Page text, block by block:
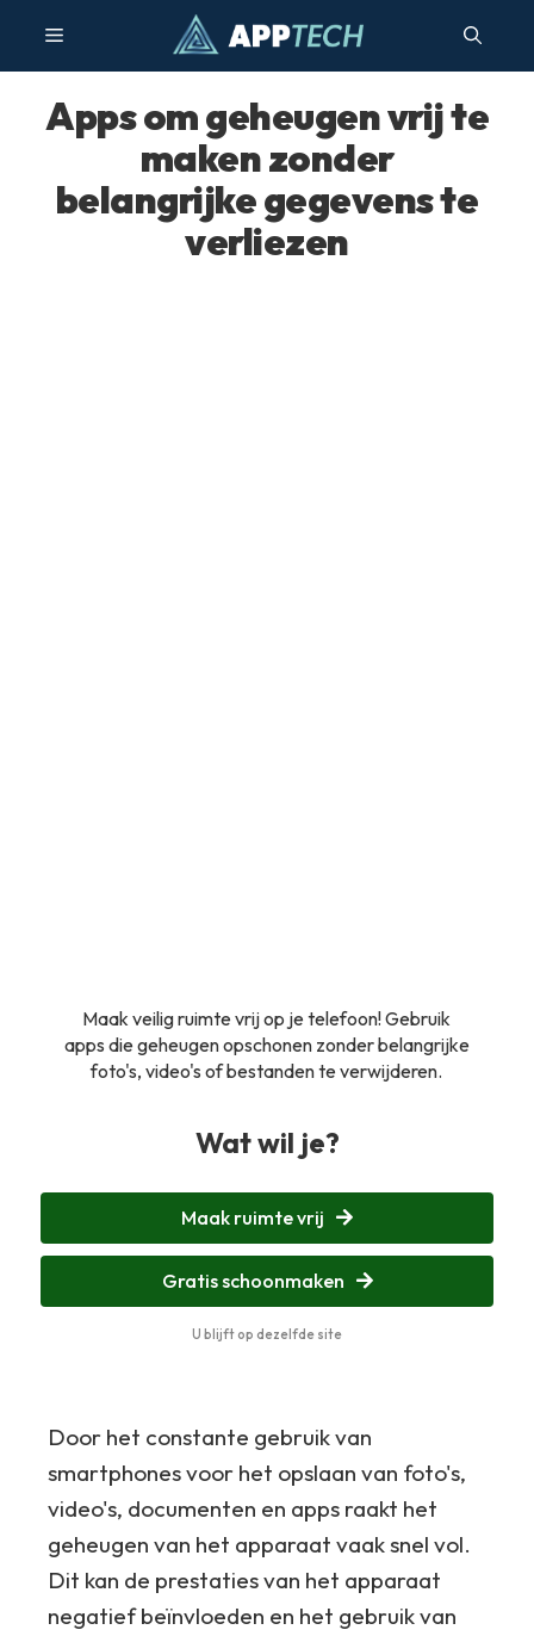
de
inhoud
Menu
Apps om geheugen vrij te
maken zonder
belangrijke gegevens te
verliezen
Maak veilig ruimte vrij op je telefoon! Gebruik
apps die geheugen opschonen zonder belangrijke
foto's, video's of bestanden te verwijderen.
Wat wil je?
Maak ruimte vrij
Gratis schoonmaken
U blijft op dezelfde site
Door het constante gebruik van
smartphones voor het opslaan van foto's,
video's, documenten en apps raakt het
geheugen van het apparaat vaak snel vol.
Dit kan de prestaties van het apparaat
negatief beïnvloeden en het gebruik van